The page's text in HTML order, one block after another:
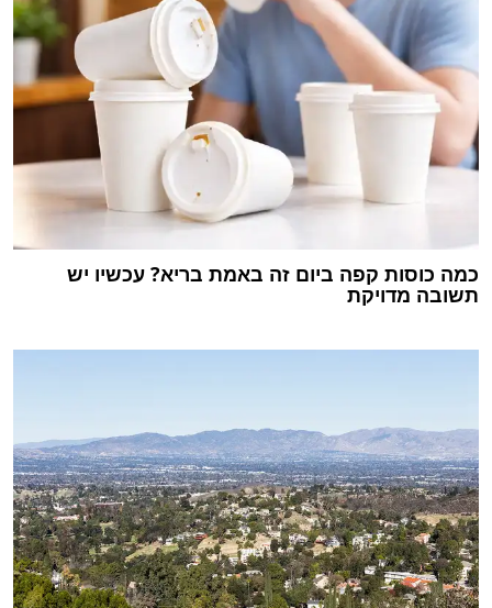
כמה כוסות קפה ביום זה באמת בריא? עכשיו יש
תשובה מדויקת